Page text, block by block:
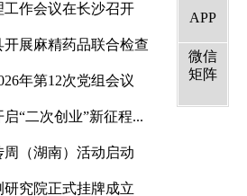
作会议在长沙召开
展麻精药品联合检查
年第12次党组会议
“二次创业”新征程...
周（湖南）活动启动
究院正式挂牌成立
APP
微信
矩阵